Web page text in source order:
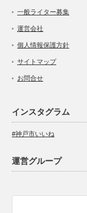
一般ライター募集
運営会社
個人情報保護方針
サイトマップ
お問合せ
インスタグラム
#神戸市いいね
運営グループ